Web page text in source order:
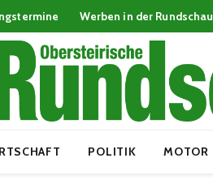
Werben in der Rundschau
POLITIK MOTOR